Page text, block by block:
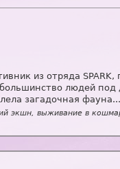
из отряда SPARK,
людей под
загадочная фауна...
экшн, выживание в